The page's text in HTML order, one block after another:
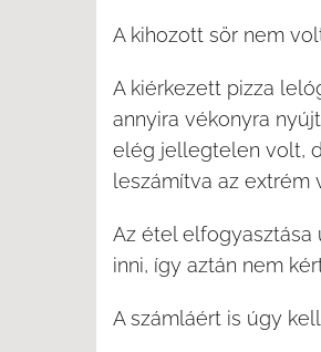
A kihozott sör nem
A kiérkezett pizza
annyira vékonyra
elég jellegtelen volt,
leszámítva az extrém
Az étel elfogyasztása
inni, így aztán nem
A számláért is úgy